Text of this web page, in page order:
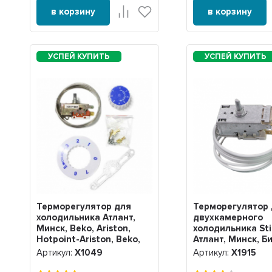
в корзину в корзину
Терморегулятор для
холодильника Атлант,
Минск, Beko, Ariston,
Hotpoint-Ariston, Beko,
Indesit K59-P1662, Х1049
Артикул:Х1049
Терморегулятор
двухкамерного
холодильника
Атлант, Минск,
Beko, Ariston,
Ariston, Beko,
Артикул:Х1915